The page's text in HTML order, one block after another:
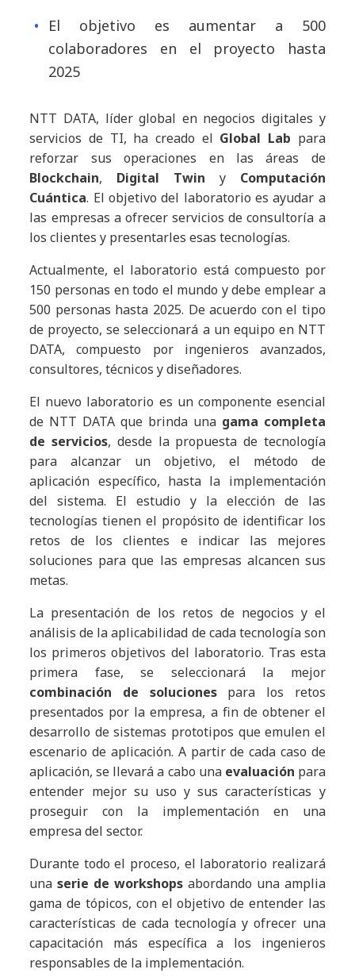
El objetivo es aumentar a 500
colaboradores en el proyecto hasta
2025
NTT DATA, líder global en negocios digitales y
servicios de TI, ha creado el Global Lab para
reforzar sus operaciones en las áreas de
Blockchain, Digital Twin y Computación
Cuántica. El objetivo del laboratorio es ayudar a
las empresas a ofrecer servicios de consultoría a
los clientes y presentarles esas tecnologías.
Actualmente, el laboratorio está compuesto por
150 personas en todo el mundo y debe emplear a
500 personas hasta 2025. De acuerdo con el tipo
de proyecto, se seleccionará a un equipo en NTT
DATA, compuesto por ingenieros avanzados,
consultores, técnicos y diseñadores.
El nuevo laboratorio es un componente esencial
de NTT DATA que brinda una gama completa
de servicios, desde la propuesta de tecnología
para alcanzar un objetivo, el método de
aplicación específico, hasta la implementación
del sistema. El estudio y la elección de las
tecnologías tienen el propósito de identificar los
retos de los clientes e indicar las mejores
soluciones para que las empresas alcancen sus
metas.
La presentación de los retos de negocios y el
análisis de la aplicabilidad de cada tecnología son
los primeros objetivos del laboratorio. Tras esta
primera fase, se seleccionará la mejor
combinación de solucionespara los retos
presentados por la empresa, a fin de obtener el
desarrollo de sistemas prototipos que emulen el
escenario de aplicación. A partir de cada caso de
aplicación, se llevará a cabo una evaluación para
entender mejor su uso y sus características y
proseguir con la implementación en una
empresa del sector.
Durante todo el proceso, el laboratorio realizará
unaserie de workshops abordando una amplia
gama de tópicos, con el objetivo de entender las
características de cada tecnología y ofrecer una
capacitación más específica a los ingenieros
responsables de la implementación.